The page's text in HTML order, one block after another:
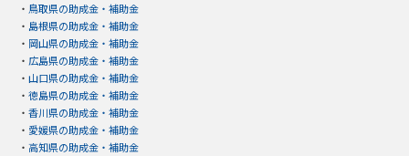
・ 鳥取県の助成金・補助金
・ 島根県の助成金・補助金
・ 岡山県の助成金・補助金
・ 広島県の助成金・補助金
・ 山口県の助成金・補助金
・ 徳島県の助成金・補助金
・ 香川県の助成金・補助金
・ 愛媛県の助成金・補助金
・ 高知県の助成金・補助金